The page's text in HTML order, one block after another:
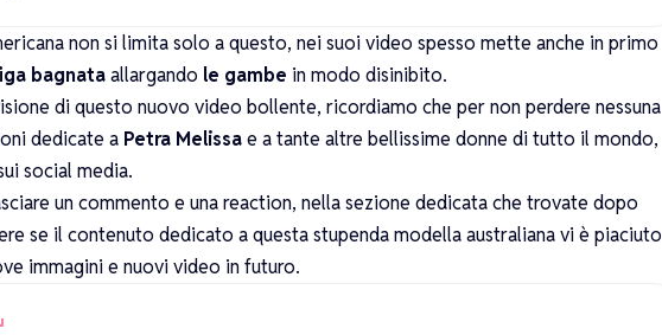
non si limita solo a questo, nei suoi video spesso mette anche in primo
bagnataallargando le gambe in modo disinibito.
di questo nuovo video bollente, ricordiamo che per non perdere nessuna
dedicate a Petra Melissae a tante altre bellissime donne di tutto il mondo,
social media.
un commento e una reaction, nella sezione dedicata che trovate dopo
se il contenuto dedicato a questa stupenda modella australiana vi è piaciuto
immagini e nuovi video in futuro.